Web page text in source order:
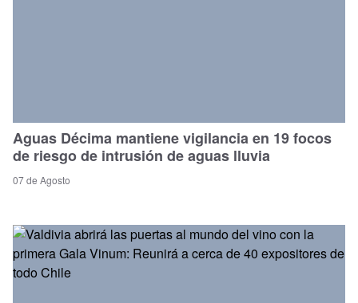
Aguas Décima mantiene vigilancia en 19 focos
de riesgo de intrusión de aguas lluvia
07 de Agosto